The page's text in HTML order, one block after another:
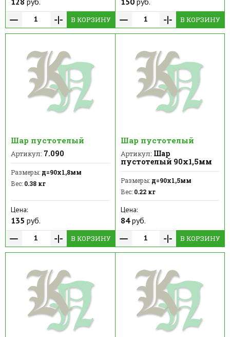
В КОРЗИНУ В КОРЗИНУ
Шар пустотелый
Артикул: 7.090
Размеры: д=90х1,8мм
Вес: 0.38 кг
Цена:
135 руб.
В КОРЗИНУ
Шар пустотелый
Артикул: Шар
пустотелый 90х1,5мм
Размеры:д=90х1,5мм
Вес:0.22 кг
Цена:
84руб.
В КОРЗИНУ